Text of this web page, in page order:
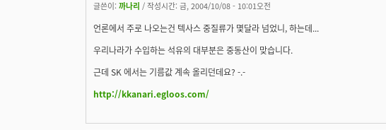
글쓴이: 까나리 / 작성시간: 금, 2004/10/08 - 10:01오전
언론에서 주로 나오는건 텍사스 중질류가 몇달라 넘었니, 하는데...
우리나라가 수입하는 석유의 대부분은 중동산이 맞습니다.
근데 SK 에서는 기름값 계속 올리던데요? -.-
http://kkanari.egloos.com/